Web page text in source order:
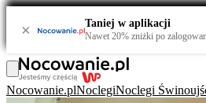
× Taniej w aplikacji
Nawet 20% zniżki po
Nocowanie.plNoclegiNoclegi